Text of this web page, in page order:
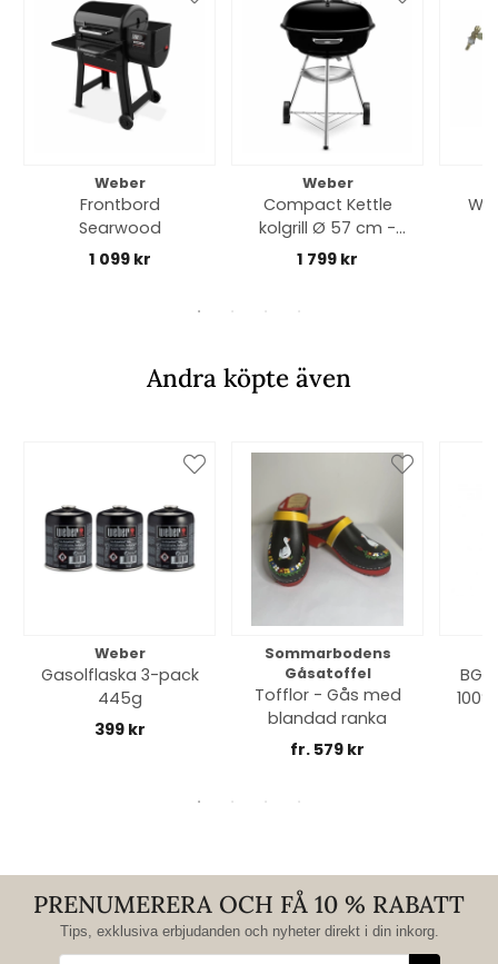
Weber
Frontbord
Searwood
1 099 kr
Weber
Compact Kettle
kolgrill Ø 57 cm -
black
1 799 kr
Andra köpte även
Weber
Gasolflaska 3-pack
445g
399 kr
Sommarbodens
Gåsatoffel
Tofflor - Gås med
blandad ranka
fr. 579 kr
PRENUMERERA OCH FÅ 10 % RABATT
Tips, exklusiva erbjudanden och nyheter direkt i din inkorg.